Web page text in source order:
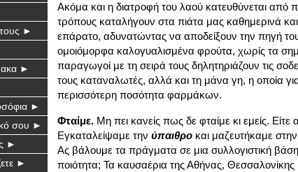
Ακόμα και η διατροφή του λαού κατευθύνεται
τρόπους καταλήγουν στα πιάτα μας καθημερινά
επάρατο, αδυνατώντας να αποδείξουν την πηγή
ομοιόμορφα καλογυαλισμένα φρούτα, χωρίς τα
παραγωγοί με τη σειρά τους δηλητηριάζουν τις
τους καταναλωτές, αλλά και τη μάνα γη, η οποία
περισσότερη ποσότητα φαρμάκων.
Φταίμε. Μη πει κανείς πως δε φταίμε κι εμείς. Είτε
Εγκαταλείψαμε την ύπαιθρο και μαζευτήκαμε
Ας βάλουμε τα πράγματα σε μια συλλογιστική
ποιότητα; Τα καυσαέρια της Αθήνας,
►
►
►
σου ►
►
►